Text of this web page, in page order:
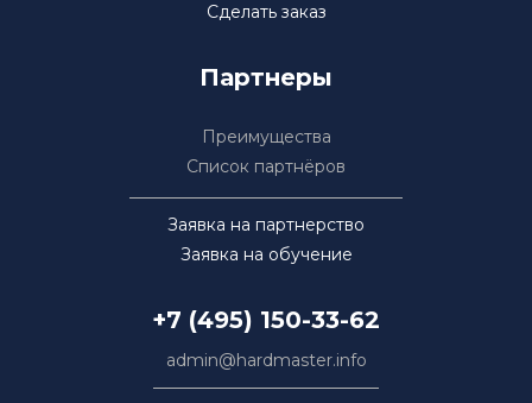
Сделать заказ
Партнеры
Преимущества
Список партнёров
Заявка на партнерство
Заявка на обучение
+7 (495) 150-33-62
admin@hardmaster.info